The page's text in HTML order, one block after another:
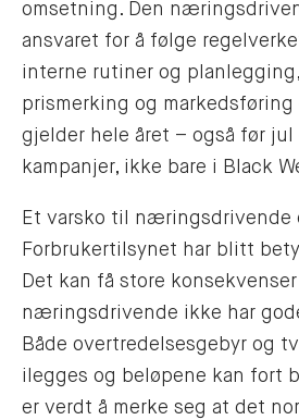
omsetning. Den
ansvaret for å følge
interne rutiner og
prismerking og
gjelder hele året – også før
kampanjer, ikke bare i Black
Et varsko til næringsdrivende
Forbrukertilsynet har blitt
Det kan få store
næringsdrivende ikke har
Både overtredelsesgebyr og
ilegges og beløpene kan fort
er verdt å merke seg at det